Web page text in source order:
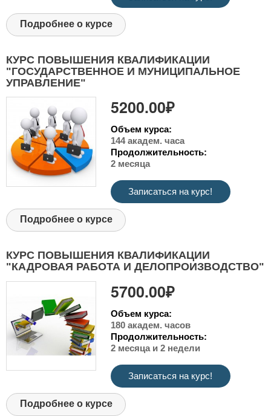
Подробнее о курсе
КУРС ПОВЫШЕНИЯ КВАЛИФИКАЦИИ
"ГОСУДАРСТВЕННОЕ И МУНИЦИПАЛЬНОЕ
УПРАВЛЕНИЕ"
5200.00₽
Объем курса:
144 академ. часа
Продолжительность:
2 месяца
Записаться на курс!
Подробнее о курсе
КУРС ПОВЫШЕНИЯ КВАЛИФИКАЦИИ
"КАДРОВАЯ РАБОТА И ДЕЛОПРОИЗВОДСТВО"
5700.00₽
Объем курса:
180 академ. часов
Продолжительность:
2 месяца и 2 недели
Записаться на курс!
Подробнее о курсе